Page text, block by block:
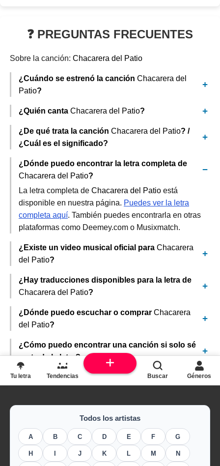
❓ PREGUNTAS FRECUENTES
Sobre la canción: Chacarera del Patio
¿Cuándo se estrenó la canción Chacarera del
Patio?
¿Quién canta Chacarera del Patio?
¿De qué trata la canción Chacarera del Patio? /
¿Cuál es el significado?
¿Dónde puedo encontrar la letra completa de
Chacarera del Patio?
La letra completa de Chacarera del Patio está
disponible en nuestra página. Puedes ver la letra
completa aquí. También puedes encontrarla en otras
plataformas como Deemey.com o Musixmatch.
¿Existe un video musical oficial para Chacarera
del Patio?
¿Hay traducciones disponibles para la letra de
Chacarera del Patio?
¿Dónde puedo escuchar o comprar Chacarera
del Patio?
¿Cómo puedo encontrar una canción si solo sé
parte de la letra?
Todos los artistas
A B C D E F G
H J K L M N
Tu letra Tendencias Buscar Géneros